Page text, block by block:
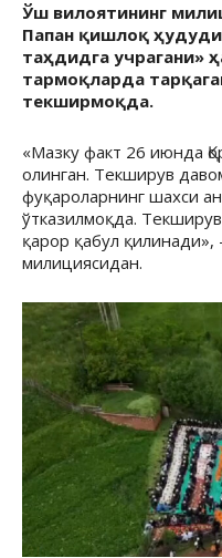
Ўш вилоятининг
Папан қишлоқ
таҳдидга учрагани»
тармоқларда
текширмоқда.
«Мазку факт 26 июнда
олинган. Текширув
фуқароларнинг шахси
ўтказилмоқда.
қарор қабул
милициясидан.